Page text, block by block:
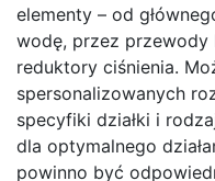
elementy – od
wodę, przez przewody
reduktory ciśnienia.
spersonalizowanych
specyfiki działki i
dla optymalnego
powinno być